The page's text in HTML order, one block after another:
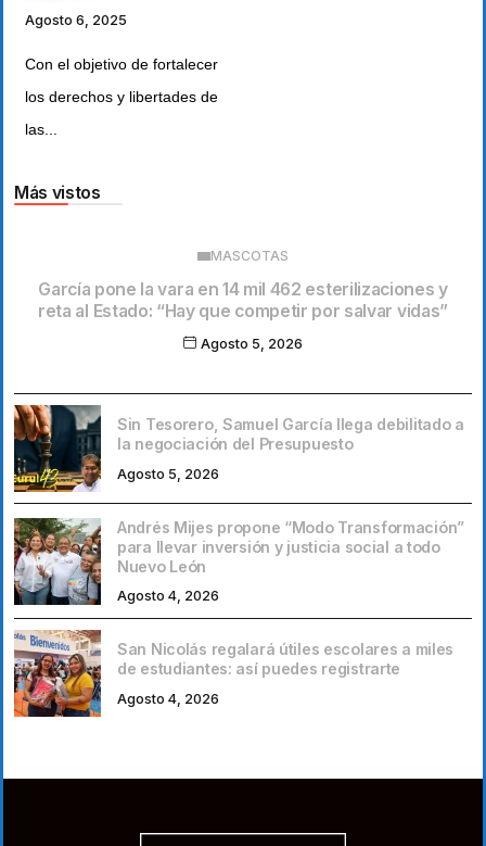
Agosto 6, 2025
Con el objetivo de fortalecer
los derechos y libertades de
las...
Más vistos
MASCOTAS
García pone la vara en 14 mil 462 esterilizaciones y
reta al Estado: “Hay que competir por salvar vidas”
Agosto 5, 2026
Sin Tesorero, Samuel García llega debilitado a
la negociación del Presupuesto
Agosto 5, 2026
Andrés Mijes propone “Modo Transformación”
para llevar inversión y justicia social a todo
Nuevo León
Agosto 4, 2026
San Nicolás regalará útiles escolares a miles
de estudiantes: así puedes registrarte
Agosto 4, 2026